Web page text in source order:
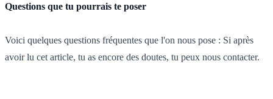
Questions que tu pourrais te poser
Voici quelques questions fréquentes que l'on nous pose : Si après
avoir lu cet article, tu as encore des doutes, tu peux nous contacter.